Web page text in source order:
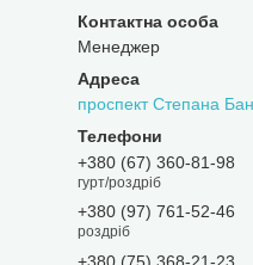
Менеджер
проспект Степана
+380 (67) 360-81-98
гурт/роздріб
+380 (97) 761-52-46
роздріб